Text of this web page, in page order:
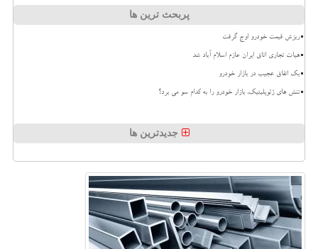
پربحث ترین ها
ریزش قیمت خودرو اوج گرفت
هیات تجاری اتاق ایران عازم اسلام آباد شد
بک اتفاق عجیب در بازار خودرو
تنش های ژئوپلیتیک، بازار خودرو را به کدام سو می برد؟
جدیدترین ها